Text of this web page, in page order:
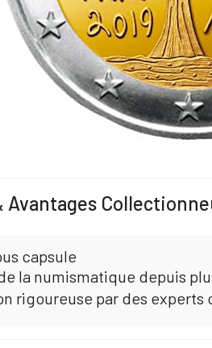
Avantages
capsule
la numismatique depuis
rigoureuse par des experts